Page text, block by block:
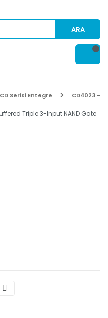
ARA
CD Serisi Entegre CD4023 -